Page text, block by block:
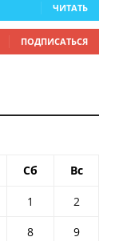
ЧИТАТЬ
ПОДПИСАТЬСЯ
Сб Вс
1
2
8
9